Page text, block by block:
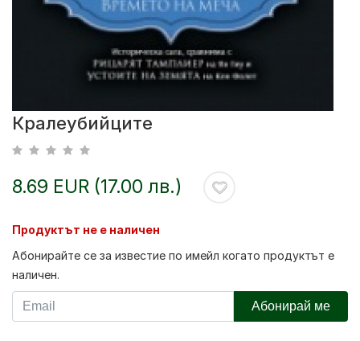
Кралеубийците
8.69 EUR (17.00 лв.)
Продуктът не е наличен
Абонирайте се за известие по имейл когато продуктът е
наличен.
Абонирай ме